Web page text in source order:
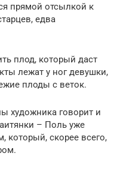
прямой отсылкой к
едва
плод, который даст
лежат у ног девушки,
плоды с веток.
художника говорит и
– Поль уже
который, скорее всего,